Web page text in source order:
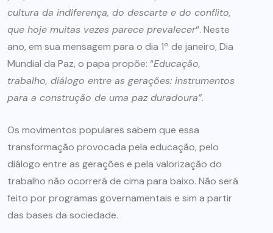
cultura da indiferença, do descarte e do conflito,
que hoje muitas vezes parece prevalecer“. Neste
ano, em sua mensagem para o dia 1º de janeiro, Dia
Mundial da Paz, o papa propõe: “Educação,
trabalho, diálogo entre as gerações: instrumentos
para a construção de uma paz duradoura”.
Os movimentos populares sabem que essa
transformação provocada pela educação, pelo
diálogo entre as gerações e pela valorização do
trabalho não ocorrerá de cima para baixo. Não será
feito por programas governamentais e sim a partir
das bases da sociedade.